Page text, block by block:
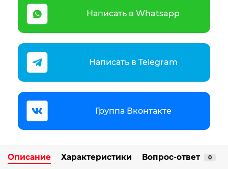
Написать в Whatsapp
Написать в Telegram
Группа Вконтакте
Описание Характеристики Вопрос-ответ 0